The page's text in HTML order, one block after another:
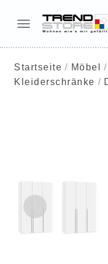
Startseite Möbel
Kleiderschränke